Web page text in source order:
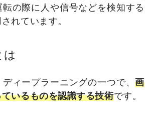
の際に人や信号などを検知する
れています。
は
ィープラーニングの一つで、画
いるものを認識する技術です。